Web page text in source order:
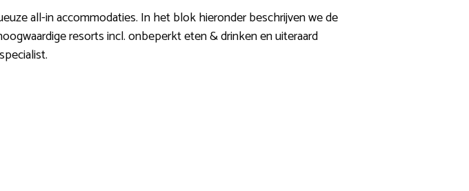
all-in accommodaties. In het blok hieronder beschrijven we de
resorts incl. onbeperkt eten & drinken en uiteraard